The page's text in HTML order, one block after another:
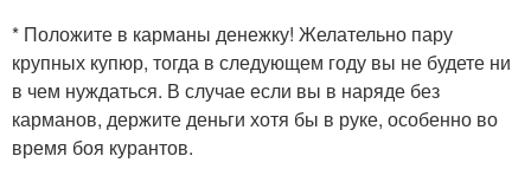
* Положите в карманы денежку! Желательно пару
крупных купюр, тогда в следующем году вы не будете ни
в чем нуждаться. В случае если вы в наряде без
карманов, держите деньги хотя бы в руке, особенно во
время боя курантов.